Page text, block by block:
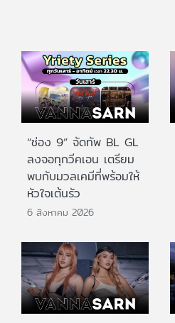
“ช่อง 9” จัดทัพ BL GL
ลงจอทุกวีคเอน เตรียม
พบกับมวลเคมีที่พร้อมให้
หัวใจเต้นรัว
6 สิงหาคม 2026